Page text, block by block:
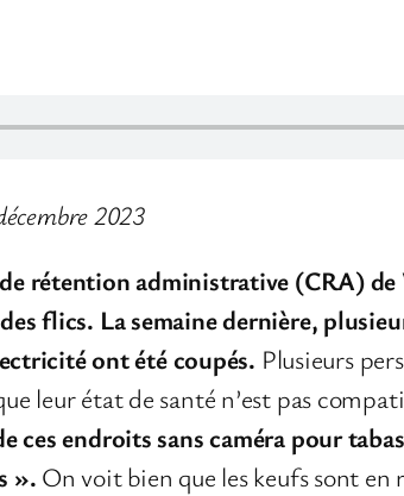
2023
rétention administrative (CRA)
flics. La semaine dernière,
ont été coupés. Plusieurs
leur état de santé n’est pas
ces endroits sans caméra pour
». On voit bien que les keufs sont